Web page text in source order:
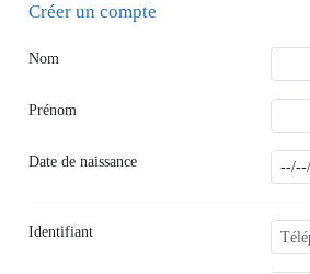
Créer un compte
Nom
Prénom
Date de naissance
Identifiant